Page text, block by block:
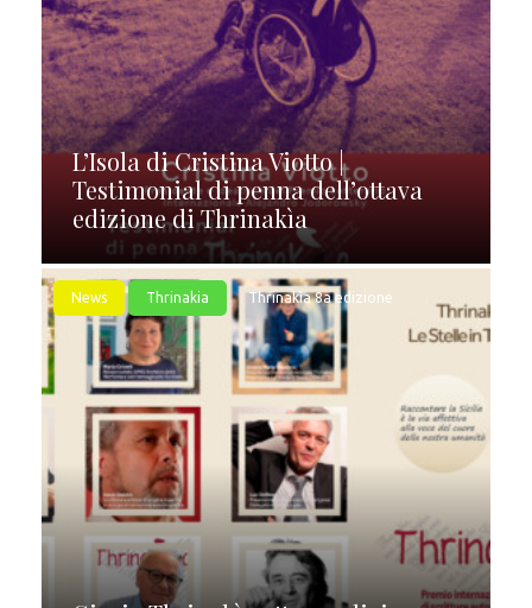
L’Isola di Cristina Viotto |
Testimonial di penna dell’ottava
edizione di Thrinakìa
News Thrinakia Thrinakìa 8a edizione